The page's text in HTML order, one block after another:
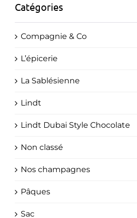
Catégories
Compagnie & Co
L’épicerie
La Sablésienne
Lindt
Lindt Dubai Style Chocolate
Non classé
Nos champagnes
Pâques
Sac